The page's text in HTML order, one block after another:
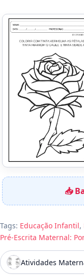
📥
Tags: Educação Infantil,
Pré-Escrita Maternal:
Atividades